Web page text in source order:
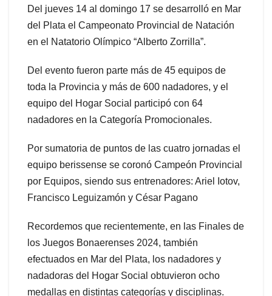
Del jueves 14 al domingo 17 se desarrolló en Mar
del Plata el Campeonato Provincial de Natación
en el Natatorio Olímpico “Alberto Zorrilla”.
Del evento fueron parte más de 45 equipos de
toda la Provincia y más de 600 nadadores, y el
equipo del Hogar Social participó con 64
nadadores en la Categoría Promocionales.
Por sumatoria de puntos de las cuatro jornadas el
equipo berissense se coronó Campeón Provincial
por Equipos, siendo sus entrenadores: Ariel Iotov,
Francisco Leguizamón y César Pagano
Recordemos que recientemente, en las Finales de
los Juegos Bonaerenses 2024, también
efectuados en Mar del Plata, los nadadores y
nadadoras del Hogar Social obtuvieron ocho
medallas en distintas categorías y disciplinas.